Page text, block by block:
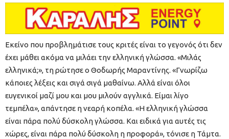
Εκείνο που προβλημάτισε τους κριτές είναι το γεγονός ότι δεν
έχει μάθει ακόμα να μιλάει την ελληνική γλώσσα. «Μιλάς
ελληνικά;», τη ρώτησε ο Θοδωρής Μαραντίνης. «Γνωρίζω
κάποιες λέξεις και σιγά σιγά μαθαίνω. Αλλά είναι όλοι
ευγενικοί μαζί μου και μου μιλούν αγγλικά. Είμαι λίγο
τεμπέλα», απάντησε η νεαρή κοπέλα. «Η ελληνική γλώσσα
είναι πάρα πολύ δύσκολη γλώσσα. Και ειδικά για αυτές τις
χώρες, είναι πάρα πολύ δύσκολη η προφορά», τόνισε η Τάμτα.